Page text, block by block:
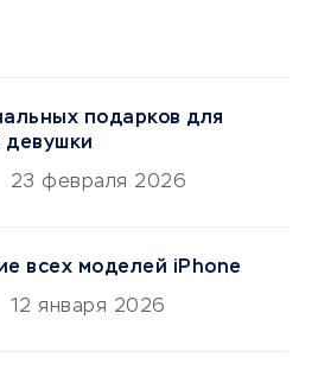
подарков для
23 февраля 2026
всех моделей iPhone
12 января 2026